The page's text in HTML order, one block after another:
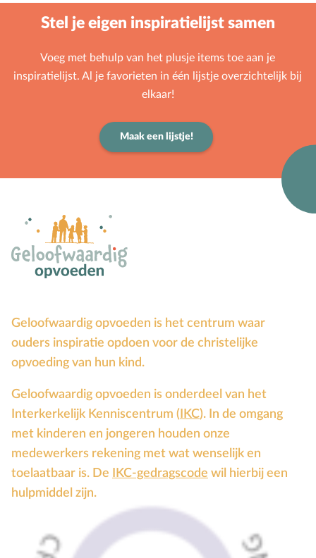
Stel je eigen inspiratielijst samen
Voeg met behulp van het plusje items toe aan je
inspiratielijst. Al je favorieten in één lijstje overzichtelijk bij
elkaar!
Maak een lijstje!
Geloofwaardig opvoeden is het centrum waar
ouders inspiratie opdoen voor de christelijke
opvoeding van hun kind.
Geloofwaardig opvoeden is onderdeel van het
Interkerkelijk Kenniscentrum ( IKC). In de omgang
met kinderen en jongeren houden onze
medewerkers rekening met wat wenselijk en
toelaatbaar is. De
IKC-gedragscode wil hierbij een
hulpmiddel zijn.